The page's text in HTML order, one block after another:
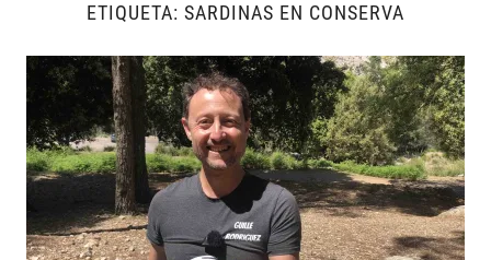
ETIQUETA: SARDINAS EN CONSERVA